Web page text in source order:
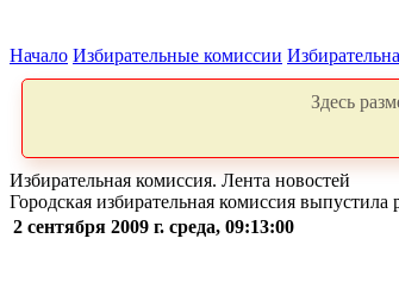
Начало Избирательные комиссии
Здесь
Избирательная комиссия. Лента новостей
Городская избирательная комиссия
2 сентября 2009 г. среда, 09:13:00